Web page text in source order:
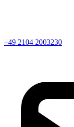
+49 2104 2003230